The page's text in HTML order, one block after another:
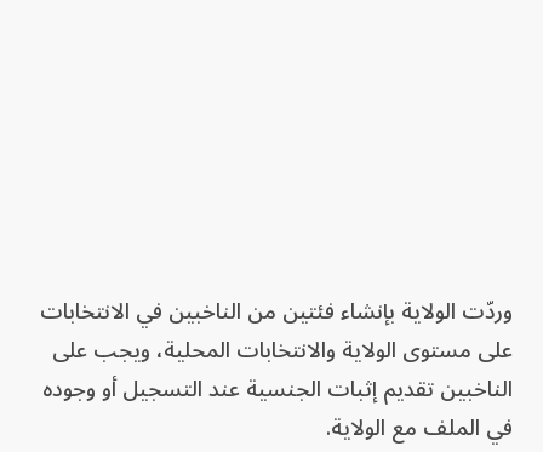
وردّت الولاية بإنشاء فئتين من الناخبين في الانتخابات
على مستوى الولاية والانتخابات المحلية، ويجب على
الناخبين تقديم إثبات الجنسية عند التسجيل أو وجوده
في الملف مع الولاية.